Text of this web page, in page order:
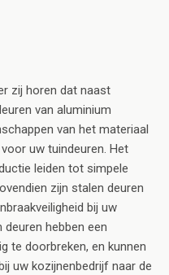
zij horen dat naast
van aluminium
van het materiaal
uw tuindeuren. Het
leiden tot simpele
zijn stalen deuren
bij uw
hebben een
te doorbreken, en kunnen
uw kozijnenbedrijf naar de